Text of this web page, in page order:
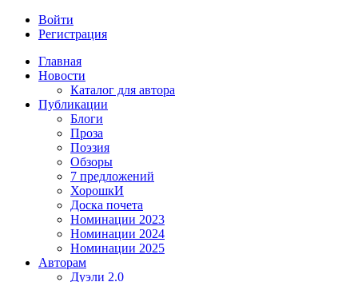
Войти
Регистрация
Главная
Новости
Каталог для автора
Публикации
Блоги
Проза
Поэзия
Обзоры
7 предложений
ХорошкИ
Доска почета
Номинации 2023
Номинации 2024
Номинации 2025
Авторам
Дуэли 2.0